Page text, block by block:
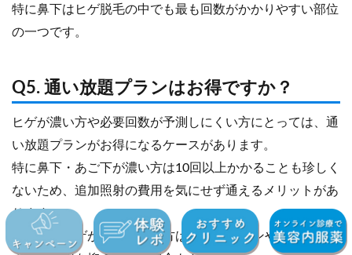
特に鼻下はヒゲ脱毛の中でも最も回数がかかりやすい部位
の一つです。
Q5. 通い放題プランはお得ですか？
ヒゲが濃い方や必要回数が予測しにくい方にとっては、通
い放題プランがお得になるケースがあります。
特に鼻下・あご下が濃い方は10回以上かかることも珍しく
ないため、追加照射の費用を気にせず通えるメリットがあ
ります。
一方で、ヒゲが比較的薄い方は6〜8回プランや都度払いの